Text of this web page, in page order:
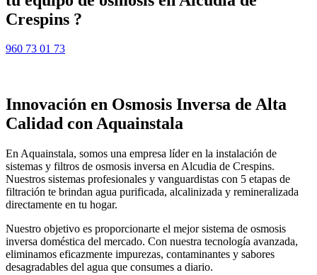
Crespins ?
960 73 01 73
Innovación en Osmosis Inversa de Alta
Calidad con Aquainstala
En Aquainstala, somos una empresa líder en la instalación de
sistemas y filtros de osmosis inversa en Alcudia de Crespins.
Nuestros sistemas profesionales y vanguardistas con 5 etapas de
filtración te brindan agua purificada, alcalinizada y remineralizada
directamente en tu hogar.
Nuestro objetivo es proporcionarte el mejor sistema de osmosis
inversa doméstica del mercado. Con nuestra tecnología avanzada,
eliminamos eficazmente impurezas, contaminantes y sabores
desagradables del agua que consumes a diario.